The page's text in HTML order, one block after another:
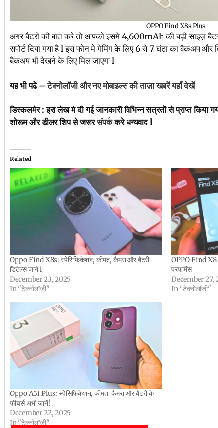
OPPO Find X8s Plus
अगर बैटरी की बात करे तो आपको इसमे 4,600mAh की बड़ी साइज़
सपोर्ट दिया गया है l इस फोन मे गेमिंग के लिए 6 से 7 घंटा का बैकअप और
बैकअप भी देखने के लिए मिल जाएगा l
यह भी पढें –टेक्नोलॉजी और नए मोबाइल्स की ताज़ा खबरें यहाँ देखें
डिस्कलमेर : इस लेख मे दी गई जानकारी विभिन्न सत्रतों से प्राप्त
शोरूम और डीलर शिप से जरूरसंपर्ककरे धन्यवाद l
Related
Oppo Find X8s: स्पेसिफिकेशन, कीमत, कैमरा और बैटरी
डिटेल्स जाने l
December 23, 2025
In "टेक्नोलॉजी"
OPPO Find X8
परफॉर्मेंस
December 27,
In "टेक्नोलॉजी"
Oppo A3i Plus: स्पेसिफिकेशन, कीमत, कैमरा और बैटरी के
फीचर्स अभी जानें!
December 22, 2025
In "टेक्नोलॉजी"